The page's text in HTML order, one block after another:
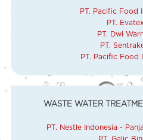
PT. Pacific Food
PT.
PT. Dwi
PT.
PT. Pacific Food
WASTE WATER
PT. Nestle Indonesia -